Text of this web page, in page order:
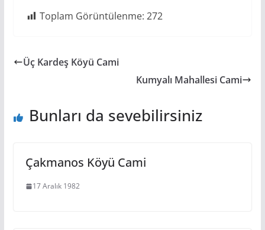
Toplam Görüntülenme: 272
Üç Kardeş Köyü Cami
Kumyalı Mahallesi Cami
Bunları da sevebilirsiniz
Çakmanos Köyü Cami
17 Aralık 1982